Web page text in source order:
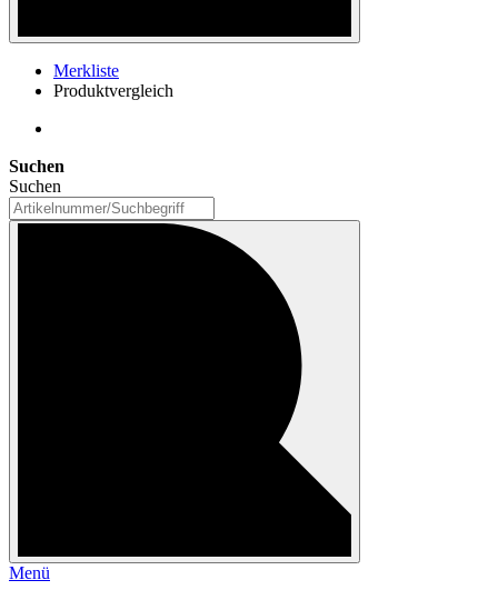
Merkliste
Produktvergleich
Suchen
Suchen
Menü